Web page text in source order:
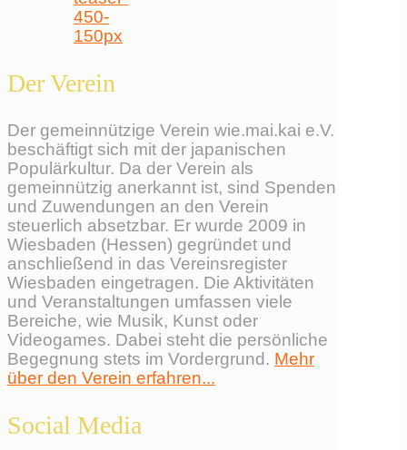
Der Verein
Der gemeinnützige Verein wie.mai.kai e.V.
beschäftigt sich mit der japanischen
Populärkultur. Da der Verein als
gemeinnützig anerkannt ist, sind Spenden
und Zuwendungen an den Verein
steuerlich absetzbar. Er wurde 2009 in
Wiesbaden (Hessen) gegründet und
anschließend in das Vereinsregister
Wiesbaden eingetragen. Die Aktivitäten
und Veranstaltungen umfassen viele
Bereiche, wie Musik, Kunst oder
Videogames. Dabei steht die persönliche
Begegnung stets im Vordergrund. Mehr
über den Verein erfahren...
Social Media